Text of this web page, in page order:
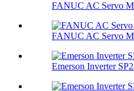
FANUC AC Servo
FANUC AC Servo
Emerson Inverter